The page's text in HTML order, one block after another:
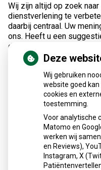
Wij zijn altijd op zoek
dienstverlening te
daarbij centraal. Uw
ons. Heeft u een
dienstverlening te
U heeft een klacht,
Vervelend dat u een
van u te horen als u niet
dan met een van onze
Wij nemen een klacht
slag om uw klacht
samen niet uit, dan kunt u
kunt doen.
Deze
Wij gebruiken
website goed
cookies en
toestemming.
Voor analytische
Matomo en
werken wij
en Reviews),
Instagram, X